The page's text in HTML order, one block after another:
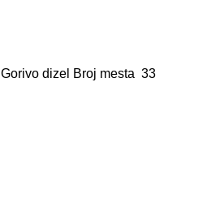
Gorivo dizel Broj mesta 33